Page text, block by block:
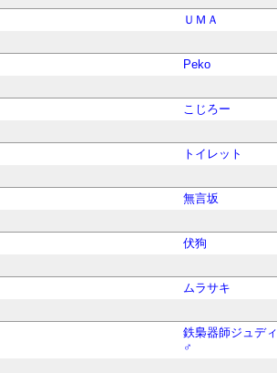
ＵＭＡ
Peko
こじろー
トイレット
無言坂
伏狗
ムラサキ
鉄梟器師ジュディ
♂